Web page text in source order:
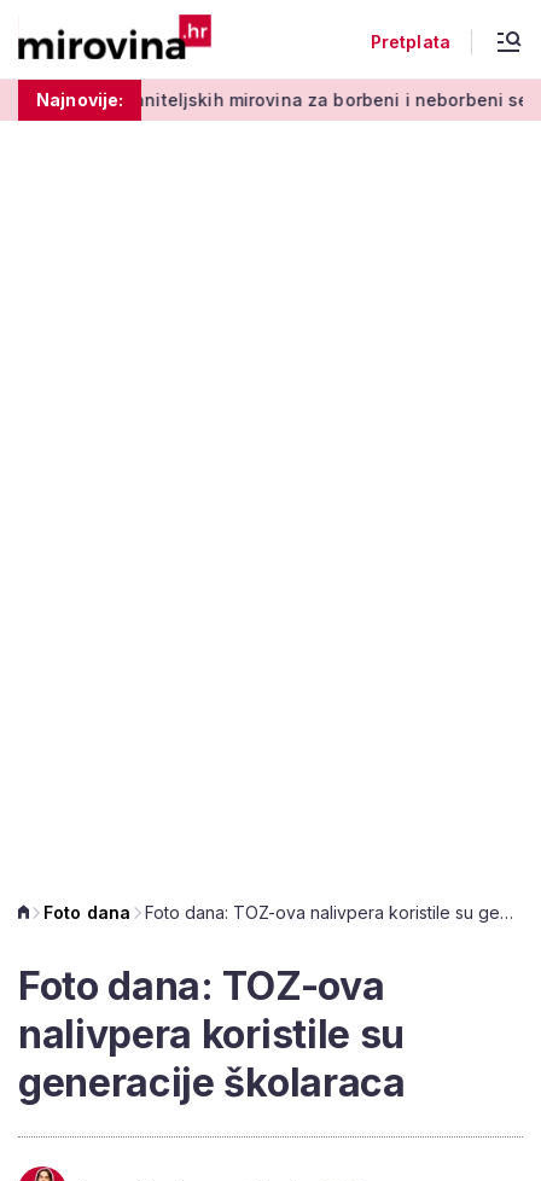
Pretplata
Najnovije:
mirovina za borbeni i neborbeni sektor od početka
Foto dana Foto dana: TOZ-ova nalivpera koristile su generacije školaraca
Foto dana: TOZ-ova
nalivpera koristile su
generacije školaraca